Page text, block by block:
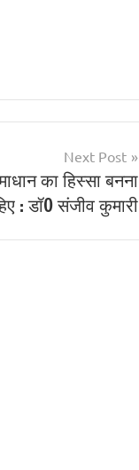
Next Post
का हिस्सा बनना
: डॉ0 संजीव कुमारी